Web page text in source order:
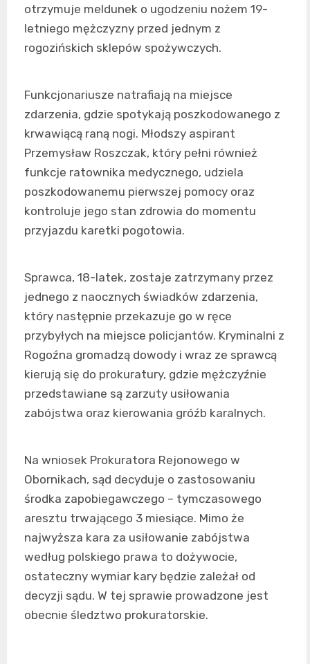
otrzymuje meldunek o ugodzeniu nożem 19-
letniego mężczyzny przed jednym z
rogozińskich sklepów spożywczych.
Funkcjonariusze natrafiają na miejsce
zdarzenia, gdzie spotykają poszkodowanego z
krwawiącą raną nogi. Młodszy aspirant
Przemysław Roszczak, który pełni również
funkcje ratownika medycznego, udziela
poszkodowanemu pierwszej pomocy oraz
kontroluje jego stan zdrowia do momentu
przyjazdu karetki pogotowia.
Sprawca, 18-latek, zostaje zatrzymany przez
jednego z naocznych świadków zdarzenia,
który następnie przekazuje go w ręce
przybyłych na miejsce policjantów. Kryminalni z
Rogoźna gromadzą dowody i wraz ze sprawcą
kierują się do prokuratury, gdzie mężczyźnie
przedstawiane są zarzuty usiłowania
zabójstwa oraz kierowania gróźb karalnych.
Na wniosek Prokuratora Rejonowego w
Obornikach, sąd decyduje o zastosowaniu
środka zapobiegawczego – tymczasowego
aresztu trwającego 3 miesiące. Mimo że
najwyższa kara za usiłowanie zabójstwa
według polskiego prawa to dożywocie,
ostateczny wymiar kary będzie zależał od
decyzji sądu. W tej sprawie prowadzone jest
obecnie śledztwo prokuratorskie.